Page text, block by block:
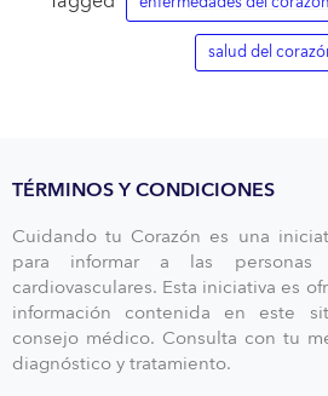
salud del
TÉRMINOS Y CONDICIONES
Cuidando tu Corazón es una
para informar a las personas
cardiovasculares. Esta iniciativa es
información contenida en este
consejo médico. Consulta con tu
diagnóstico y tratamiento.